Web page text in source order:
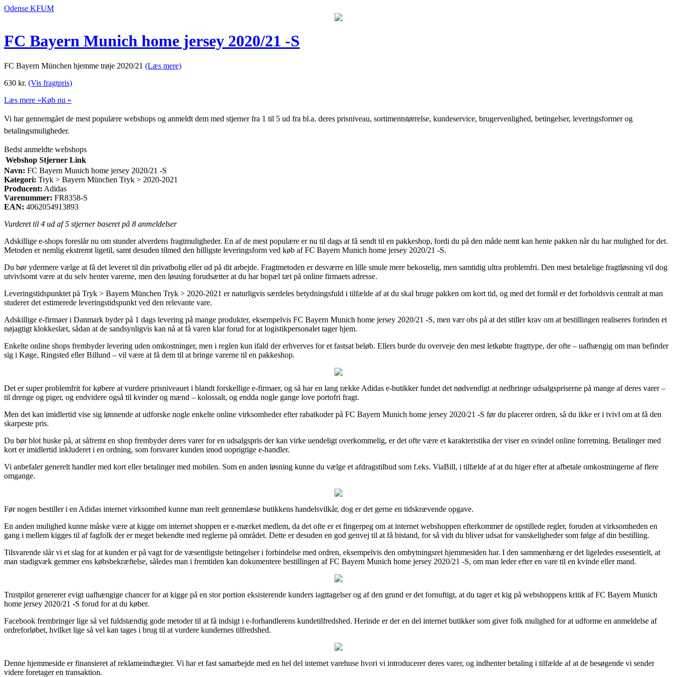
Odense KFUM
FC Bayern Munich home jersey 2020/21 -S
FC Bayern München hjemme trøje 2020/21 (Læs mere)
630 kr. (Vis fragtpris)
Læs mere »Køb nu »
Vi har gennemgået de mest populære webshops og anmeldt dem med stjerner fra 1 til 5 ud fra bl.a. deres prisniveau, sortimentstørrelse, kundeservice, brugervenlighed, betingelser, leveringsformer og
betalingsmuligheder.
Bedst anmeldte webshops
Webshop Stjerner Link
Navn: FC Bayern Munich home jersey 2020/21 -S
Kategori: Tryk > Bayern München Tryk > 2020-2021
Producent: Adidas
Varenummer: FR8358-S
EAN: 4062054913893
Vurderet til 4 ud af 5 stjerner baseret på 8 anmeldelser
Adskillige e-shops foreslår nu om stunder alverdens fragtmuligheder. En af de mest populære er nu til dags at få sendt til en pakkeshop, fordi du på den måde nemt kan hente pakken når du har mulighed for det.
Metoden er nemlig ekstremt ligetil, samt desuden tilmed den billigste leveringsform ved køb af FC Bayern Munich home jersey 2020/21 -S.
Du bør ydermere vælge at få det leveret til din privatbolig eller ud på dit arbejde. Fragtmetoden er desværre en lille smule mere bekostelig, men samtidig ultra problemfri. Den mest betalelige fragtløsning vil dog
utvivlsomt være at du selv henter varerne, men den løsning forudsætter at du har bopæl tæt på online firmaets adresse.
Leveringstidspunktet på Tryk > Bayern München Tryk > 2020-2021 er naturligvis særdeles betydningsfuld i tilfælde af at du skal bruge pakken om kort tid, og med det formål er det forholdsvis centralt at man
studerer det estimerede leveringstidspunkt ved den relevante vare.
Adskillige e-firmaer i Danmark byder på 1 dags levering på mange produkter, eksempelvis FC Bayern Munich home jersey 2020/21 -S, men vær obs på at det stiller krav om at bestillingen realiseres forinden et
nøjagtigt klokkeslæt, sådan at de sandsynligvis kan nå at få varen klar forud for at logistikpersonalet tager hjem.
Enkelte online shops frembyder levering uden omkostninger, men i reglen kun ifald der erhverves for et fastsat beløb. Ellers burde du overveje den mest letkøbte fragttype, der ofte – uafhængig om man befinder
sig i Køge, Ringsted eller Billund – vil være at få dem til at bringe varerne til en pakkeshop.
Det er super problemfrit for købere at vurdere prisniveauet i blandt forskellige e-firmaer, og så har en lang række Adidas e-butikker fundet det nødvendigt at nedbringe udsalgspriserne på mange af deres varer –
til drenge og piger, og endvidere også til kvinder og mænd – kolossalt, og endda nogle gange love portofri fragt.
Men det kan imidlertid vise sig lønnende at udforske nogle enkelte online virksomheder efter rabatkoder på FC Bayern Munich home jersey 2020/21 -S før du placerer ordren, så du ikke er i tvivl om at få den
skarpeste pris.
Du bør blot huske på, at såfremt en shop frembyder deres varer for en udsalgspris der kan virke uendeligt overkommelig, er det ofte være et karakteristika der viser en svindel online forretning. Betalinger med
kort er imidlertid inkluderet i en ordning, som forsvarer kunden imod uoprigtige e-handler.
Vi anbefaler generelt handler med kort eller betalinger med mobilen. Som en anden løsning kunne du vælge et afdragstilbud som f.eks. ViaBill, i tilfælde af at du higer efter at afbetale omkostningerne af flere
omgange.
Før nogen bestiller i en Adidas internet virksomhed kunne man reelt gennemlæse butikkens handelsvilkår, dog er det gerne en tidskrævende opgave.
En anden mulighed kunne måske være at kigge om internet shoppen er e-mærket medlem, da det ofte er et fingerpeg om at internet webshoppen efterkommer de opstillede regler, foruden at virksomheden en
gang i mellem kigges til af fagfolk der er meget bekendte med reglerne på området. Dette er desuden en god genvej til at få bistand, for så vidt du bliver udsat for vanskeligheder som følge af din bestilling.
Tilsvarende slår vi et slag for at kunden er på vagt for de væsentligste betingelser i forbindelse med ordren, eksempelvis den ombytningsret hjemmesiden har. I den sammenhæng er det ligeledes essesentielt, at
man stadigvæk gemmer ens købsbekræftelse, således man i fremtiden kan dokumentere bestillingen af FC Bayern Munich home jersey 2020/21 -S, om man leder efter en vare til en kvinde eller mand.
Trustpilot genererer evigt uafhængige chancer for at kigge på en stor portion eksisterende kunders iagttagelser og af den grund er det fornuftigt, at du tager et kig på webshoppens kritik af FC Bayern Munich
home jersey 2020/21 -S forud for at du køber.
Facebook frembringer lige så vel fuldstændig gode metoder til at få indsigt i e-forhandlerens kundetilfredshed. Herinde er der en del internet butikker som giver folk mulighed for at udforme en anmeldelse af
ordreforløbet, hvilket lige så vel kan tages i brug til at vurdere kundernes tilfredshed.
Denne hjemmeside er finansieret af reklameindtægter. Vi har et fast samarbejde med en hel del internet varehuse hvori vi introducerer deres varer, og indhenter betaling i tilfælde af at de besøgende vi sender
videre foretager en transaktion.